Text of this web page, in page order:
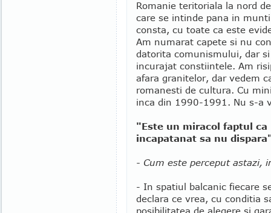
Romanie teritoriala la nord
care se intinde pana in
consta, cu toate ca este
Am numarat capete si nu
datorita comunismului, dar
incurajat constiintele. Am
afara granitelor, dar vedem
romanesti de cultura. Cu
inca din 1990-1991. Nu s-a
"Este un miracol faptul
incapatanat sa nu
- Cum este perceput astazi,
- In spatiul balcanic fiecare
declara ce vrea, cu conditia
posibilitatea de alegere si